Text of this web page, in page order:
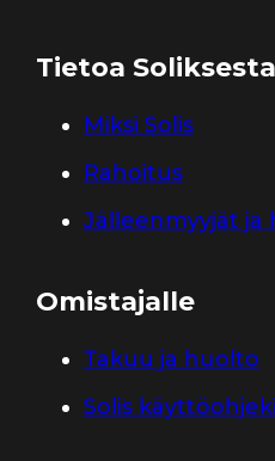
Tietoa Soliksesta
Miksi Solis
Rahoitus
Jälleenmyyjät
Omistajalle
Takuu ja huolto
Solis